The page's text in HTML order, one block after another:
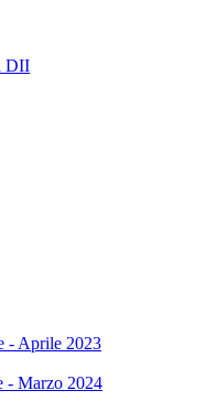
DII
- Aprile 2023
- Marzo 2024